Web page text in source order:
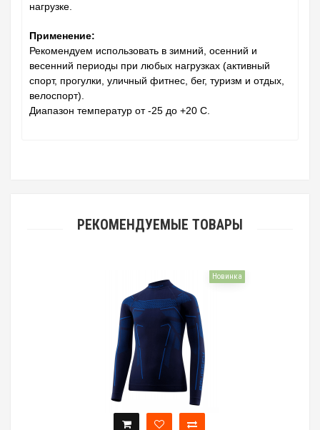
нагрузке.
Применение:
Рекомендуем использовать в зимний, осенний и
весенний периоды при любых нагрузках (активный
спорт, прогулки, уличный фитнес, бег, туризм и отдых,
велоспорт).
Диапазон температур от -25 до +20 С.
РЕКОМЕНДУЕМЫЕ ТОВАРЫ
Новинка